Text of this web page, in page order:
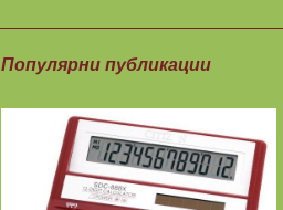
Популярни публикации